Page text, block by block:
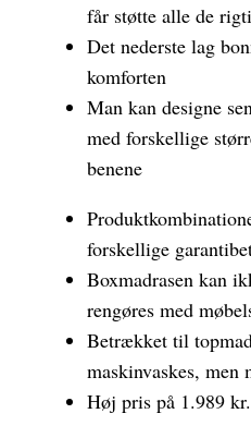
får støtte alle de
Det nederste lag
komforten
Man kan designe
med forskellige
benene
forskellige
Boxmadrasen kan
rengøres med
Betrækket til
maskinvaskes, men
Høj pris på 1.989 kr.